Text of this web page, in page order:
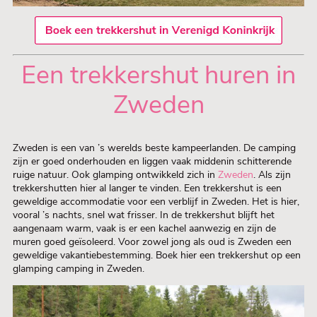
Een trekkershut huren in
Zweden
Zweden is een van ’s werelds beste kampeerlanden. De camping
zijn er goed onderhouden en liggen vaak middenin schitterende
ruige natuur. Ook glamping ontwikkeld zich in Zweden. Als zijn
trekkershutten hier al langer te vinden. Een trekkershut is een
geweldige accommodatie voor een verblijf in Zweden. Het is hier,
vooral ’s nachts, snel wat frisser. In de trekkershut blijft het
aangenaam warm, vaak is er een kachel aanwezig en zijn de
muren goed geïsoleerd. Voor zowel jong als oud is Zweden een
geweldige vakantiebestemming. Boek hier een trekkershut op een
glamping camping in Zweden.